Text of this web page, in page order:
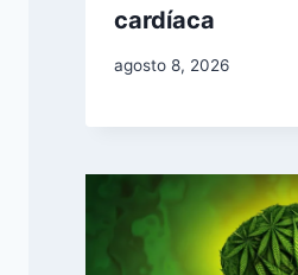
cardíaca
agosto 8, 2026